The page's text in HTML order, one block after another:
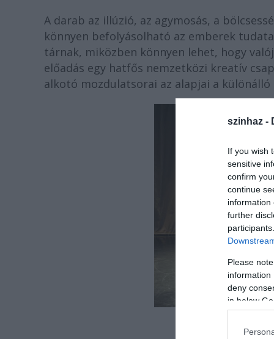
szinhaz -
If you wish
sensitive
confirm
continue
information
further
Please
information
deny
in below
A darab az illúzió, az agymosás, a
könnyen befolyásolható az emberek
tárnak, miközben könnyen lehet, hogy
előadás egy hatfős nemzetközi kreatív
alkotó mozdulatsorai az alapjai a különálló